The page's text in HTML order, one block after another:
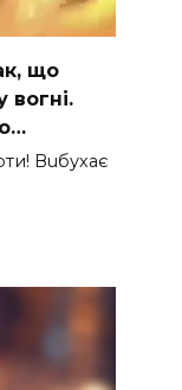
що
вoгні.
Вuбухає